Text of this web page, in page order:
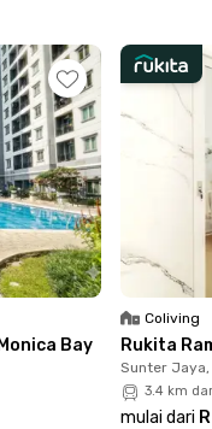
Mall of Indonesia,
nggak lebih dari 30
Utara ini juga
yaitu 9 menit saja.
Halim
50 menit
lengkap dengan
Tersedia pula
kendaraan
ini juga menerima
kamar
Bay
Coliving
Rukita
Sunter Jaya,
3.4 km
mulai dari